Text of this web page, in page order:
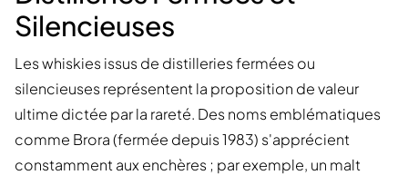
Silencieuses
Les whiskies issus de distilleries fermées ou
silencieuses représentent la proposition de valeur
ultime dictée par la rareté. Des noms emblématiques
comme Brora (fermée depuis 1983) s'apprécient
constamment aux enchères ; par exemple, un malt